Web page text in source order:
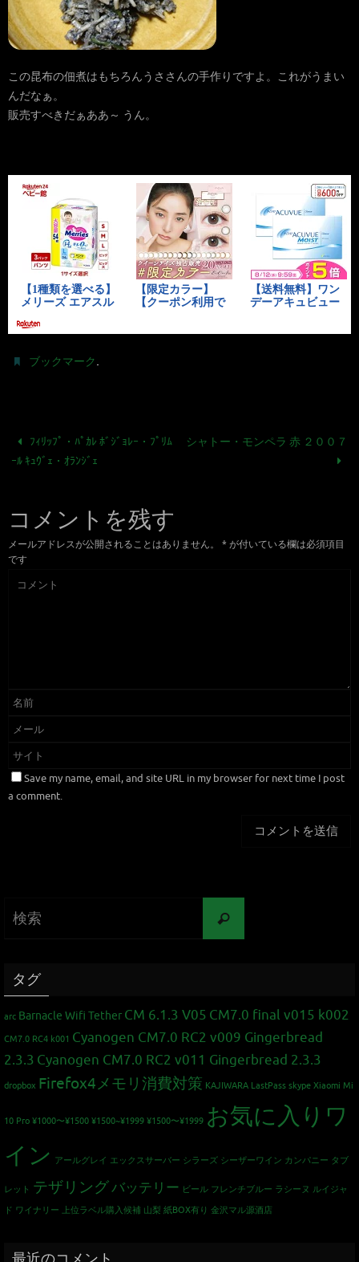
この昆布の佃煮はもちろんうささんの手作りですよ。これがうまい
んだなぁ。
販売すべきだぁああ～ うん。
ブックマーク.
ﾌｨﾘｯﾌﾟ・ﾊﾟｶﾚ ﾎﾞｼﾞｮﾚｰ・ﾌﾟﾘﾑ
ｰﾙ ｷｭｳﾞｪ・ｵﾗﾝｼﾞｪ
シャトー・モンペラ 赤 ２００７
コメントを残す
メールアドレスが公開されることはありません。 * が付いている欄は必須項目
です
Save my name, email, and site URL in my browser for next time I post
a comment.
タグ
arc Barnacle Wifi Tether CM 6.1.3 V05 CM7.0 final v015 k002
CM7.0 RC4 k001 Cyanogen CM7.0 RC2 v009 Gingerbread
2.3.3 Cyanogen CM7.0 RC2 v011 Gingerbread 2.3.3
dropbox Firefox4メモリ消費対策 KAJIWARA LastPass skype Xiaomi Mi
10 Pro ¥1000〜¥1500 ¥1500~¥1999 ¥1500〜¥1999 お気に入りワ
イン アールグレイ エックスサーバー シラーズ シーザーワイン カンパニー タブ
レット テザリングバッテリー ビール フレンチブルー ラシーヌ ルイジャ
ド ワイナリー 上位ラベル購入候補 山梨 紙BOX有り 金沢マル源酒店